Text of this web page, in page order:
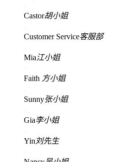
Castor胡小姐
Customer Service客服部
Mia江小姐
Faith 方小姐
Sunny张小姐
Gia李小姐
Yin 刘先生